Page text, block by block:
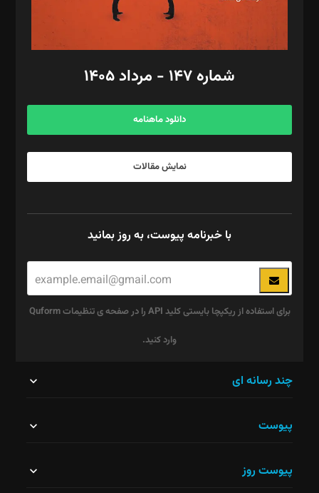
مد‌یر توسعه تجاری: کامبیز برید‌
امور مالی: شاپور رهبری، محمد‌ کاظمی‌نیا
آگهی و مشترکین: ۰۹۱۹۹۹۹۰۴۵۴
شماره ۱۴۷ - مرداد ۱۴۰۵
دانلود ماهنامه
نمایش مقالات
با خبرنامه پیوست، به روز بمانید
برای استفاده از ریکپچا بایستی کلید API را در صفحه ی تنظیمات Quform
وارد کنید.
نباید
چند رسانه ای
پیوست
پیوست روز